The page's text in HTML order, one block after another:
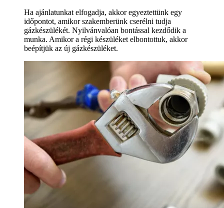
Ha ajánlatunkat elfogadja, akkor egyeztettünk egy
időpontot, amikor szakemberünk cserélni tudja
gázkészülékét. Nyilvánvalóan bontással kezdődik a
munka. Amikor a régi készüléket elbontottuk, akkor
beépítjük az új gázkészüléket.